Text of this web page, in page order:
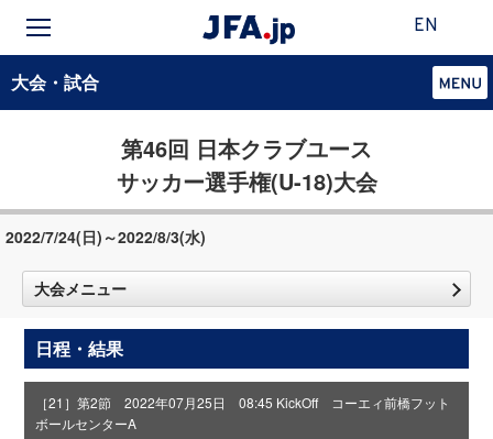
EN
大会・試合
第46回 日本クラブユース
サッカー選手権(U-18)大会
2022/7/24(日)～2022/8/3(水)
大会メニュー
日程・結果
［21］第2節 2022年07月25日 08:45 KickOff コーエィ前橋フット
ボールセンターA